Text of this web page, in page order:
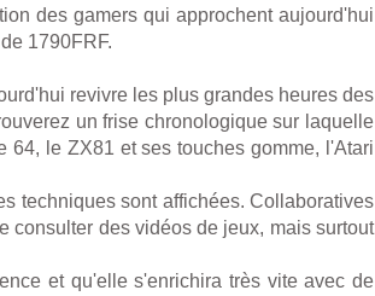
des gamers qui approchent aujourd'hui
1790FRF.
revivre les plus grandes heures des
un frise chronologique sur laquelle
64, le ZX81 et ses touches gomme, l'Atari
techniques sont affichées. Collaboratives
consulter des vidéos de jeux, mais surtout
et qu'elle s'enrichira très vite avec de